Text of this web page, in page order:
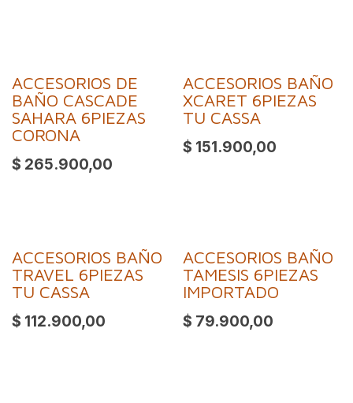
ACCESORIOS DE
BAÑO CASCADE
SAHARA 6PIEZAS
CORONA
$ 265.900,00
ACCESORIOS BAÑO
XCARET 6PIEZAS
TU CASSA
$ 151.900,00
ACCESORIOS BAÑO
TRAVEL 6PIEZAS
TU CASSA
$ 112.900,00
ACCESORIOS BAÑO
TAMESIS 6PIEZAS
IMPORTADO
$ 79.900,00